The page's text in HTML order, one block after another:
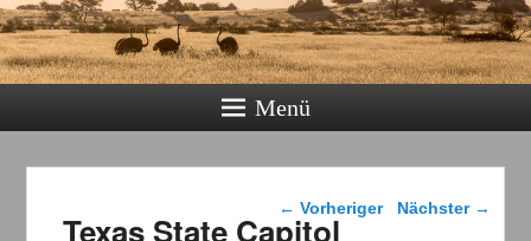
Menü
Beitragsnavigation
← Vorheriger Nächster →
Texas State Capitol